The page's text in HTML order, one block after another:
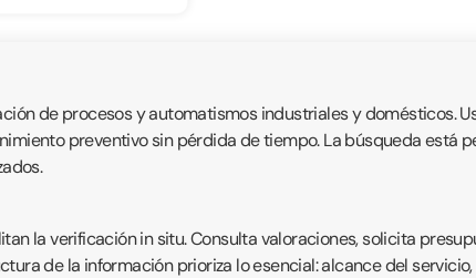
de procesos y automatismos industriales y domésticos.
preventivo sin pérdida de tiempo. La búsqueda está
la verificación in situ. Consulta valoraciones, solicita
de la información prioriza lo esencial: alcance del